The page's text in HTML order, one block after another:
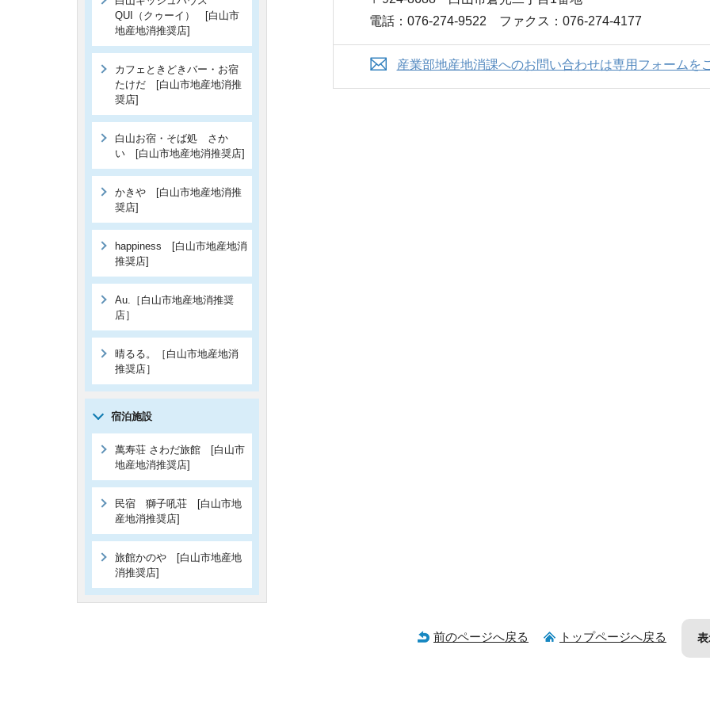
電話：076-274-9522 ファクス：076-274-4177
産業部地産地消課へのお問い合わせは専用フォームを
QUI（クゥーイ） [白山市
地産地消推奨店]
カフェときどきバー・お宿
たけだ [白山市地産地消推
奨店]
白山お宿・そば処 さか
い [白山市地産地消推奨店]
かきや [白山市地産地消推
奨店]
happiness [白山市地産地消
推奨店]
Au.［白山市地産地消推奨
店］
晴るる。［白山市地産地消
推奨店］
宿泊施設
萬寿荘 さわだ旅館 [白山市
地産地消推奨店]
民宿 獅子吼荘 [白山市地
産地消推奨店]
旅館かのや [白山市地産地
消推奨店]
前のページへ戻る トップページへ戻る